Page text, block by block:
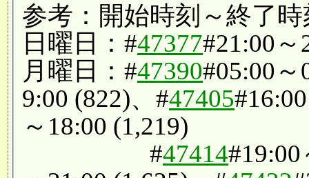
参考：開始時刻～終了
日曜日：#47377#21:00
月曜日：#47390#05:00～
9:00 (822)、#47405
～18:00 (1,219)
#47414#19:00